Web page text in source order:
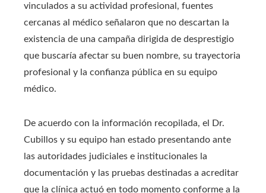
vinculados a su actividad profesional, fuentes
cercanas al médico señalaron que no descartan la
existencia de una campaña dirigida de desprestigio
que buscaría afectar su buen nombre, su trayectoria
profesional y la confianza pública en su equipo
médico.
De acuerdo con la información recopilada, el Dr.
Cubillos y su equipo han estado presentando ante
las autoridades judiciales e institucionales la
documentación y las pruebas destinadas a acreditar
que la clínica actuó en todo momento conforme a la